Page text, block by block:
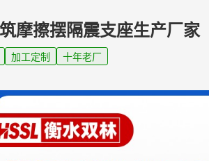
摩擦摆隔震支座生产厂家
加工定制 十年老厂